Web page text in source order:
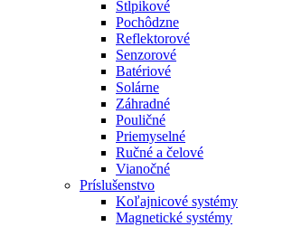
Stĺpikové
Pochôdzne
Reflektorové
Senzorové
Batériové
Solárne
Záhradné
Pouličné
Priemyselné
Ručné a čelové
Vianočné
Príslušenstvo
Koľajnicové systémy
Magnetické systémy